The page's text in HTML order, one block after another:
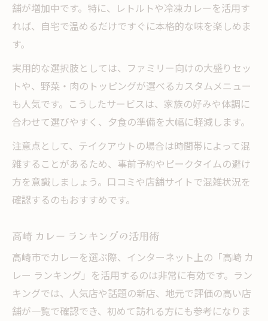
舗が増加中です。特に、レトルトや冷凍カレーを活用す
れば、自宅で温めるだけですぐに本格的な味を楽しめま
す。
実用的な選択肢としては、ファミリー向けの大盛りセッ
トや、野菜・肉のトッピングが選べるカスタムメニュー
も人気です。こうしたサービスは、家族の好みや体調に
合わせて選びやすく、夕食の準備を大幅に軽減します。
注意点として、テイクアウトの場合は時間帯によって混
雑することがあるため、事前予約やピークタイムの避け
方を意識しましょう。口コミや店舗サイトで混雑状況を
確認するのもおすすめです。
高崎 カレー ランキングの活用術
高崎市でカレーを選ぶ際、インターネット上の「高崎 カ
レー ランキング」を活用するのは非常に有効です。ラン
キングでは、人気店や話題の新店、地元で評価の高い店
舗が一覧で確認でき、初めて訪れる方にも参考になりま